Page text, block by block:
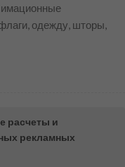
одежду, шторы,
расчеты и
рекламных